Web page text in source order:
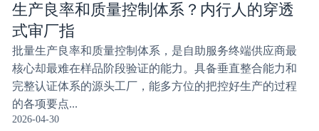
生产良率和质量控制体系？内行人的穿透
式审厂指
批量生产良率和质量控制体系，是自助服务终端供应商最
核心却最难在样品阶段验证的能力。具备垂直整合能力和
完整认证体系的源头工厂，能多方位的把控好生产的过程
的各项要点...
2026-04-30